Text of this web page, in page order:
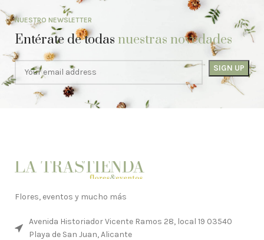
NUESTRO NEWSLETTER
Entérate de todasnuestras novedades
Flores, eventos y mucho más
Avenida Historiador Vicente Ramos 28, local 19 03540
Playa de San Juan, Alicante